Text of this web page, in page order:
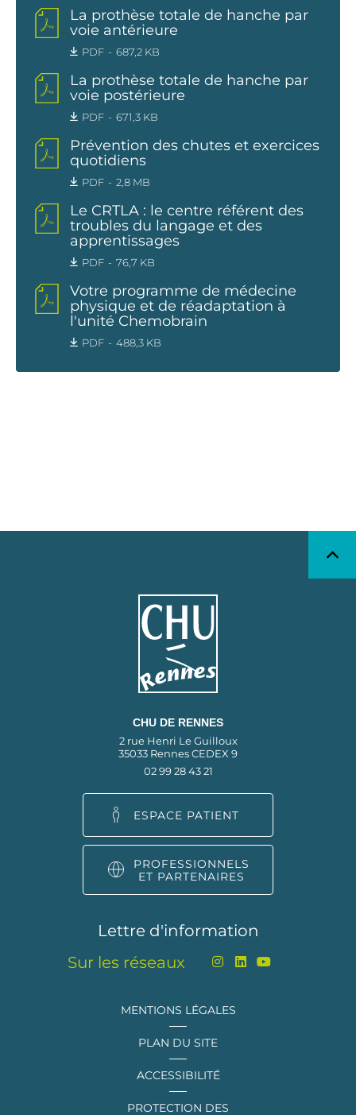
La prothèse totale de hanche par
voie antérieure
PDF 687,2 KB
La prothèse totale de hanche par
voie postérieure
PDF 671,3 KB
Prévention des chutes et exercices
quotidiens
PDF 2,8 MB
Le CRTLA : le centre référent des
troubles du langage et des
apprentissages
PDF 76,7 KB
Votre programme de médecine
physique et de réadaptation à
l'unité Chemobrain
PDF 488,3 KB
CHU DE RENNES
2 rue Henri Le Guilloux
35033 Rennes CEDEX 9
02 99 28 43 21
ESPACE PATIENT
PROFESSIONNELS
ET PARTENAIRES
Lettre d'information
Sur les réseaux
MENTIONS LÉGALES
PLAN DU SITE
ACCESSIBILITÉ
PROTECTION DES